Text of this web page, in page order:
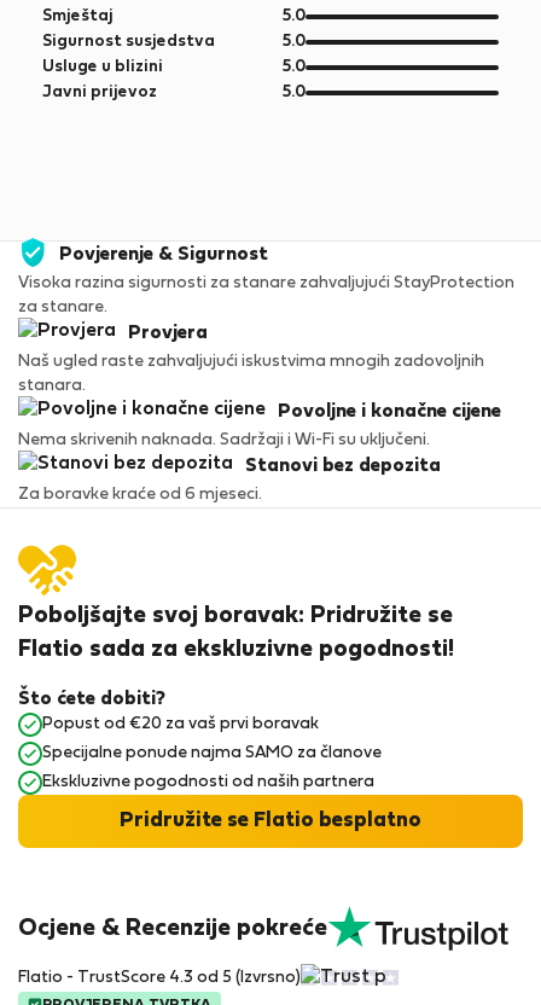
5
Smještaj 5.0od
5
Sigurnost susjedstva 5.0od
5
Usluge u blizini 5.0od
5
Javni prijevoz 5.0od
Povjerenje & Sigurnost
Visoka razina sigurnosti za stanare zahvaljujući StayProtection
za stanare.
Provjera
Naš ugled raste zahvaljujući iskustvima mnogih zadovoljnih
stanara.
Povoljne i konačne cijene
Nema skrivenih naknada. Sadržaji i Wi-Fi su uključeni.
Stanovi bez depozita
Za boravke kraće od 6 mjeseci.
Ocjene & Recenzije pokreće
Flatio - TrustScore 4.3 od 5 (Izvrsno)
Poboljšajte svoj boravak: Pridružite se
Flatio sada za ekskluzivne pogodnosti!
Što ćete dobiti?
Popust od €20 za vaš prvi boravak
Specijalne ponude najma SAMO za članove
Ekskluzivne pogodnosti od naših partnera
Pridružite se Flatio besplatno